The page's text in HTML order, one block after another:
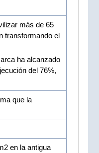
más de 65
transformando el
ha alcanzado
del 76%,
que la
en la antigua